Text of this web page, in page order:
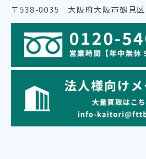
〒538-0035 大阪府大阪市鶴見